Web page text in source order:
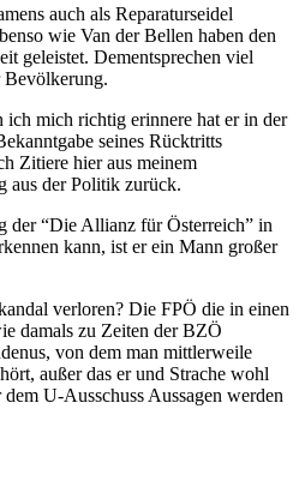
auch als Reparaturseidel
wie Van der Bellen haben den
geleistet. Dementsprechen viel
Bevölkerung.
ich mich richtig erinnere hat er in der
seines Rücktritts
Zitiere hier aus meinem
aus der Politik zurück.
der “Die Allianz für Österreich” in
kann, ist er ein Mann großer
verloren? Die FPÖ die in einen
damals zu Zeiten der BZÖ
von dem man mittlerweile
außer das er und Strache wohl
U-Ausschuss Aussagen werden